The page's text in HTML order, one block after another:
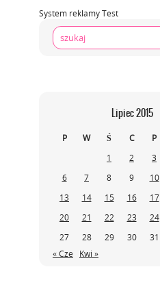
System reklamy Test
Lipiec 2015
P W Ś C P
1
2 3
6
7 8 9 10
13
14 15 16 17
20
21 22 23 24
27
28 29 30
31
« Cze
Kwi »